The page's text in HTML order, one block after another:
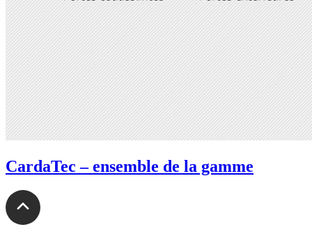
CardaTec – ensemble de la gamme